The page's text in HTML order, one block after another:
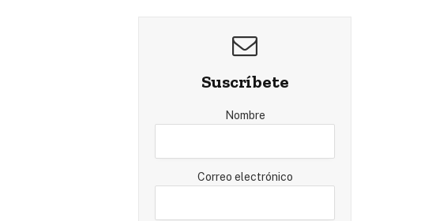
Suscríbete
Nombre
Correo electrónico